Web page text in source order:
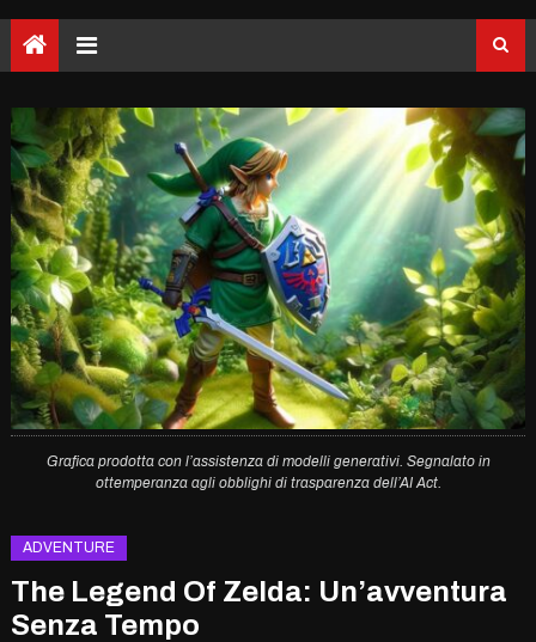
Grafica prodotta con l’assistenza di modelli generativi. Segnalato in
ottemperanza agli obblighi di trasparenza dell’AI Act.
ADVENTURE
The Legend Of Zelda: Un’avventura
Senza Tempo